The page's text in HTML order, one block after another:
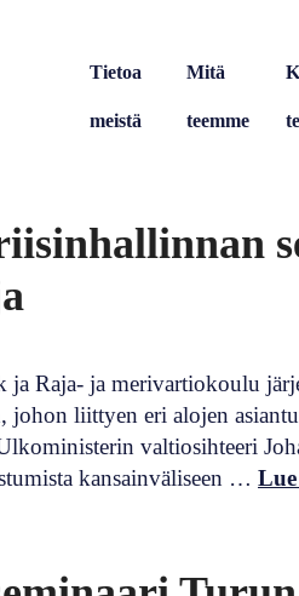
Tietoa
meistä
Mitä
teemme
Raja- ja merivartiokoulu
johon liittyen eri alojen
valtiosihteeri
kansainväliseen …